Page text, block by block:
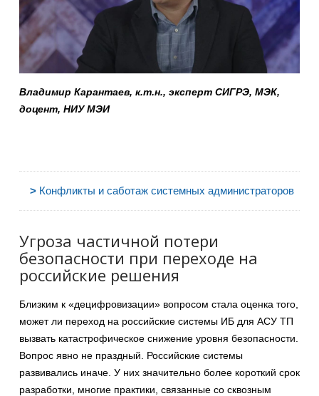
Владимир Карантаев, к.т.н., эксперт СИГРЭ, МЭК,
доцент, НИУ МЭИ
> Конфликты и саботаж системных администраторов
Угроза частичной потери
безопасности при переходе на
российские решения
Близким к «децифровизации» вопросом стала оценка того,
может ли переход на российские системы ИБ для АСУ ТП
вызвать катастрофическое снижение уровня безопасности.
Вопрос явно не праздный. Российские системы
развивались иначе. У них значительно более короткий срок
разработки, многие практики, связанные со сквозным